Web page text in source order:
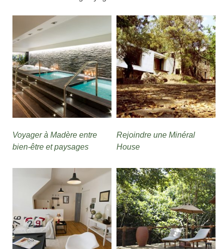
Voyager à Madère entre
bien-être et paysages
Rejoindre une Minéral
House